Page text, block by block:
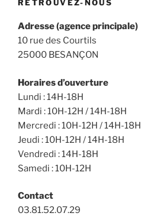
RETROUVEZ-NOUS
Adresse (agence principale)
10 rue des Courtils
25000 BESANÇON
Horaires d’ouverture
Lundi : 14H-18H
Mardi : 10H-12H / 14H-18H
Mercredi : 10H-12H / 14H-18H
Jeudi : 10H-12H / 14H-18H
Vendredi : 14H-18H
Samedi : 10H-12H
Contact
03.81.52.07.29